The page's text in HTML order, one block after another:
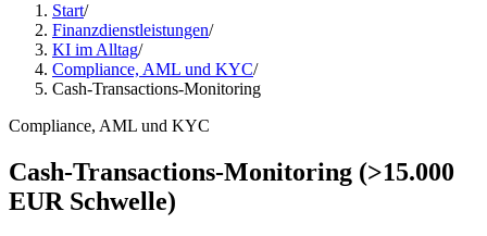
Start/
Finanzdienstleistungen/
KI im Alltag/
Compliance, AML und KYC/
Cash-Transactions-Monitoring
Compliance, AML und KYC
Cash-Transactions-Monitoring (>15.000
EUR Schwelle)